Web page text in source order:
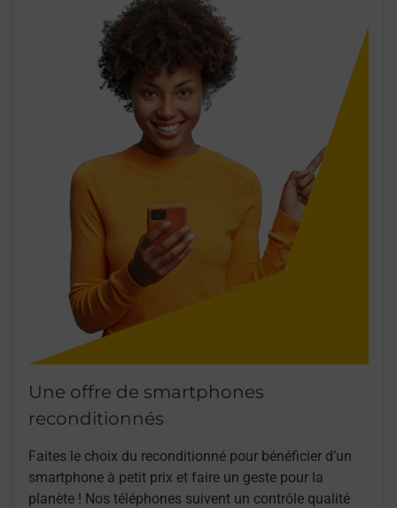
Une offre de smartphones
reconditionnés
Faites le choix du reconditionné pour bénéficier d’un
smartphone à petit prix et faire un geste pour la
planète ! Nos téléphones suivent un contrôle qualité